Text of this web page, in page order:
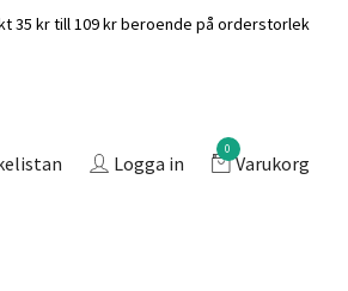
35 kr till 109 kr beroende på orderstorlek
Logga in
0
Varukorg